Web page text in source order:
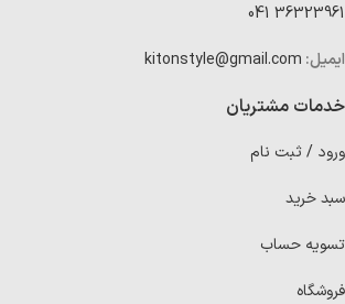
36323961 041
ایمیل: kitonstyle@gmail.com
خدمات مشتریان
ورود / ثبت نام
سبد خرید
تسویه حساب
فروشگاه